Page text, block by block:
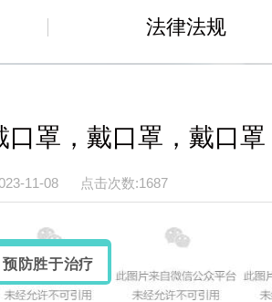
法律法规
罩，戴口罩，戴口罩
11-08 点击次数:1687
预防胜于治疗